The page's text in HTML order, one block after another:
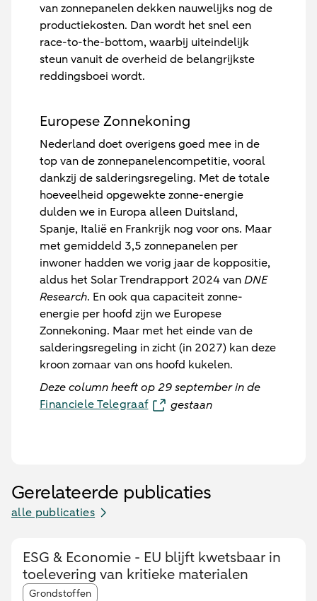
van zonnepanelen dekken nauwelijks nog de
productiekosten. Dan wordt het snel een
race-to-the-bottom, waarbij uiteindelijk
steun vanuit de overheid de belangrijkste
reddingsboei wordt.
Europese Zonnekoning
Nederland doet overigens goed mee in de
top van de zonnepanelencompetitie, vooral
dankzij de salderingsregeling. Met de totale
hoeveelheid opgewekte zonne-energie
dulden we in Europa alleen Duitsland,
Spanje, Italië en Frankrijk nog voor ons. Maar
met gemiddeld 3,5 zonnepanelen per
inwoner hadden we vorig jaar de koppositie,
aldus het Solar Trendrapport 2024 vanDNE
Research. En ook qua capaciteit zonne-
energie per hoofd zijn we Europese
Zonnekoning. Maar met het einde van de
salderingsregeling in zicht (in 2027) kan deze
kroon zomaar van ons hoofd kukelen.
Deze column heeft op 29 september in de
Financiele Telegraaf
gestaan
Gerelateerde publicaties
alle publicaties
ESG & Economie - EU blijft kwetsbaar in
toelevering van kritieke materialen
Article tags:
Grondstoffen